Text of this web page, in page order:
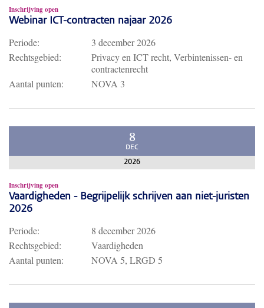
Inschrijving open
Webinar ICT-contracten najaar 2026
Periode:
3 december 2026
Rechtsgebied:
Privacy en ICT recht, Verbintenissen- en
contractenrecht
Aantal punten:
NOVA 3
8
DEC
2026
Inschrijving open
Vaardigheden - Begrijpelijk schrijven aan niet-juristen
2026
Periode:
8 december 2026
Rechtsgebied:
Vaardigheden
Aantal punten:
NOVA 5, LRGD 5